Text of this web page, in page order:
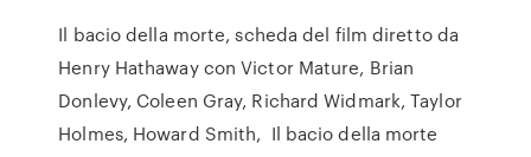
Il bacio della morte, scheda del film diretto da
Henry Hathaway con Victor Mature, Brian
Donlevy, Coleen Gray, Richard Widmark, Taylor
Holmes, Howard Smith, Il bacio della morte